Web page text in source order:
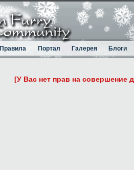
Правила Портал Галерея Блоги
[У Вас нет прав на совершение